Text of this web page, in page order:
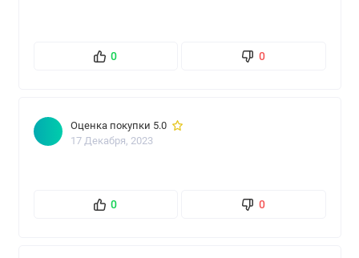
0 0
Оценка покупки 5.0
17 Декабря, 2023
0 0